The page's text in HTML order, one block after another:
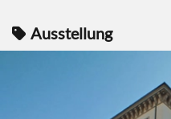
Ausstellung